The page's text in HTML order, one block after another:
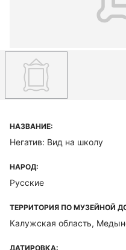
НАЗВАНИЕ:
Негатив: Вид на школу
НАРОД:
Русские
ТЕРРИТОРИЯ ПО МУЗЕЙНОЙ
Калужская область,
ДАТИРОВКА: